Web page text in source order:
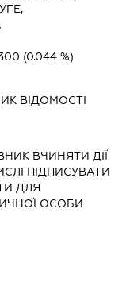
(0.044 %)
ВІДОМОСТІ
ВЧИНЯТИ ДІЇ
ПІДПИСУВАТИ
ДЛЯ
ОСОБИ